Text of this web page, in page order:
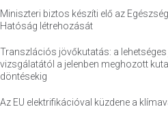
Miniszteri biztos készíti elő az
Hatóság létrehozását
Transzlációs jövőkutatás: a
vizsgálatától a jelenben meghozott
döntésekig
Az EU elektrifikációval küzdene a